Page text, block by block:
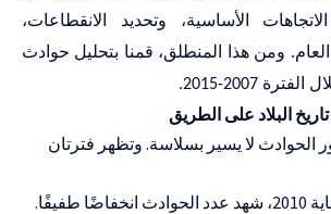
الأساسية، وتحديد الانقطاعات،
العام. ومن هذا المنطلق، قمنا بتحليل حوادث
2007-2015
.
البلاد على الطريق
الحوادث لا يسير بسلاسة. وتظهر فترتان
من سنة 2007 إلى نهاية 2010، شهد عدد الحوادث انخفاضًا طفيفًا.